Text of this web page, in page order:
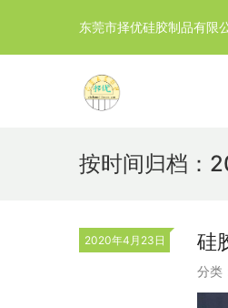
按时间归档：
2020年4月23日 硅
分类
东莞市择优硅胶制品有限